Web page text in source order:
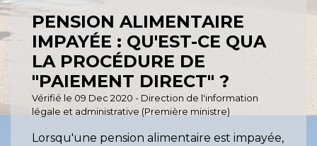
PENSION ALIMENTAIRE
IMPAYÉE : QU'EST-CE QUA
LA PROCÉDURE DE
"PAIEMENT DIRECT" ?
Vérifié le 09 Dec 2020 - Direction de l'information
légale et administrative (Première ministre)
Lorsqu'une pension alimentaire est impayée,